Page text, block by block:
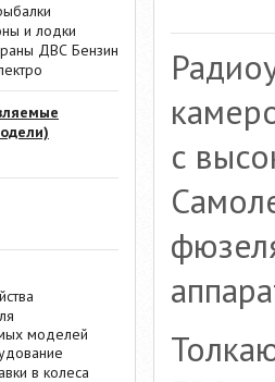
и лодки
ДВС Бензин
моделей
в колеса
с